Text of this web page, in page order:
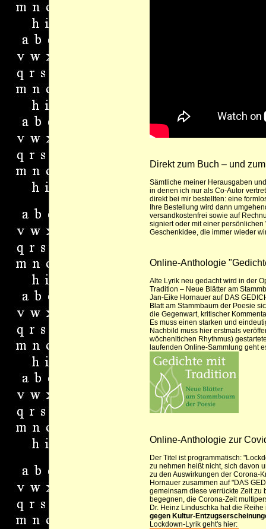
Direkt zum Buch – und
Sämtliche meiner Herausgaben
in denen ich nur als Co-Autor
direkt bei mir bestellten: eine
Ihre Bestellung wird dann
versandkostenfrei sowie auf
signiert oder mit einer
Geschenkidee, die immer wieder
Online-Anthologie
Alte Lyrik neu gedacht wird in der
Tradition – Neue Blätter am
Jan-Eike Hornauer auf DAS
Blatt am Stammbaum der Poesie
die Gegenwart, kritischer
Es muss einen starken und
Nachbild muss hier erstmals
wöchenltichen Rhythmus)
laufenden Online-Sammlung geht
Online-Anthologie zur
Der Titel ist programmatisch: "
zu nehmen heißt nicht, sich davon
zu den Auswirkungen der Corona-
Hornauer zusammen auf "DAS
gemeinsam diese verrückte Zeit
begegnen, die Corona-Zeit
Dr. Heinz Linduschka hat die
gegen Kultur-
Lockdown-Lyrik geht's hier: